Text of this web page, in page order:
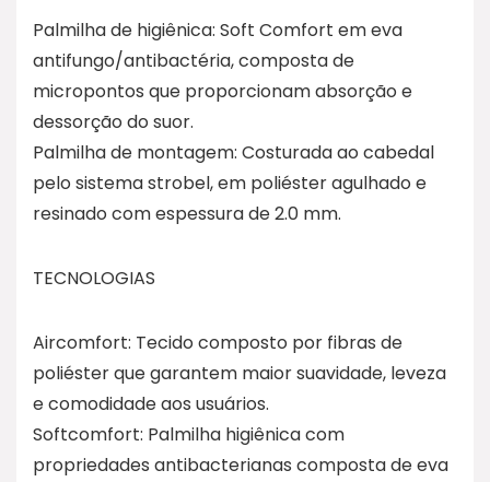
Palmilha de higiênica: Soft Comfort em eva
antifungo/antibactéria, composta de
micropontos que proporcionam absorção e
dessorção do suor.
Palmilha de montagem: Costurada ao cabedal
pelo sistema strobel, em poliéster agulhado e
resinado com espessura de 2.0 mm.
TECNOLOGIAS
Aircomfort: Tecido composto por fibras de
poliéster que garantem maior suavidade, leveza
e comodidade aos usuários.
Softcomfort: Palmilha higiênica com
propriedades antibacterianas composta de eva